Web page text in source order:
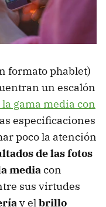
formato phablet)
un escalón
gama media con
especificaciones
poco la atención
de las fotos
mediacon
sus virtudes
y elbrillo